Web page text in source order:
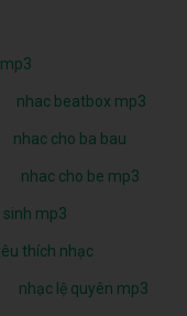
nhac beatbox mp3
nhac cho ba bau
nhac cho be mp3
sinh mp3
thích nhạc
nhạc lệ quyên mp3